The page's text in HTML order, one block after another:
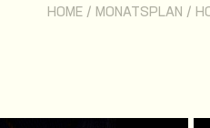
HOME / MONATSPLAN /